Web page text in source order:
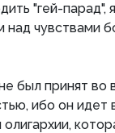
"гей-парад",
над чувствами
был принят во
ибо он идет